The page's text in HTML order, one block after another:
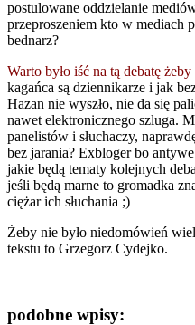
postulowane oddzielanie
przeproszeniem kto w mediach
bednarz?
Warto było iść na tą debatę
kagańca są dziennikarze i jak
Hazan nie wyszło, nie da się
nawet elektronicznego szluga.
panelistów i słuchaczy,
bez jarania? Exbloger bo
jakie będą tematy kolejnych
jeśli będą marne to gromadka
ciężar ich słuchania ;)
Żeby nie było niedomówień
tekstu to Grzegorz Cydejko.
podobne wpisy: